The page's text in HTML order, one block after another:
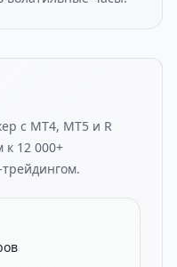
с MT4, MT5 и R
к 12 000+